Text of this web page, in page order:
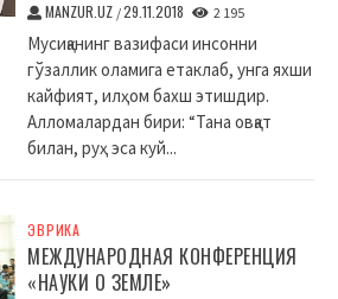
MANZUR.UZ /29.11.2018 2 195
Мусиқанинг вазифаси инсонни
гўзаллик оламига етаклаб, унга яхши
кайфият, илҳом бахш этишдир.
Алломалардан бири: “Тана овқат
билан, руҳ эса куй...
ЭВРИКА
МЕЖДУНАРОДНАЯ КОНФЕРЕНЦИЯ
«НАУКИ О ЗЕМЛЕ»